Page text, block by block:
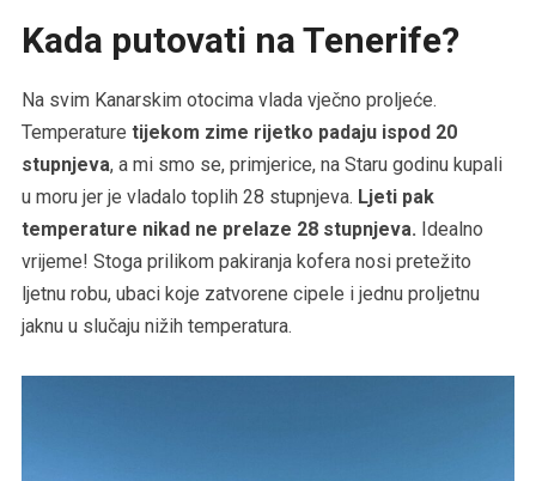
Kada putovati na Tenerife?
Na svim Kanarskim otocima vlada vječno proljeće.
Temperature tijekom zime rijetko padaju ispod 20
stupnjeva, a mi smo se, primjerice, na Staru godinu kupali
u moru jer je vladalo toplih 28 stupnjeva. Ljeti pak
temperature nikad ne prelaze 28 stupnjeva. Idealno
vrijeme! Stoga prilikom pakiranja kofera nosi pretežito
ljetnu robu, ubaci koje zatvorene cipele i jednu proljetnu
jaknu u slučaju nižih temperatura.